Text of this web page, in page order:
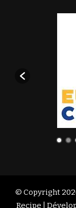
© Copyright
Recipe |